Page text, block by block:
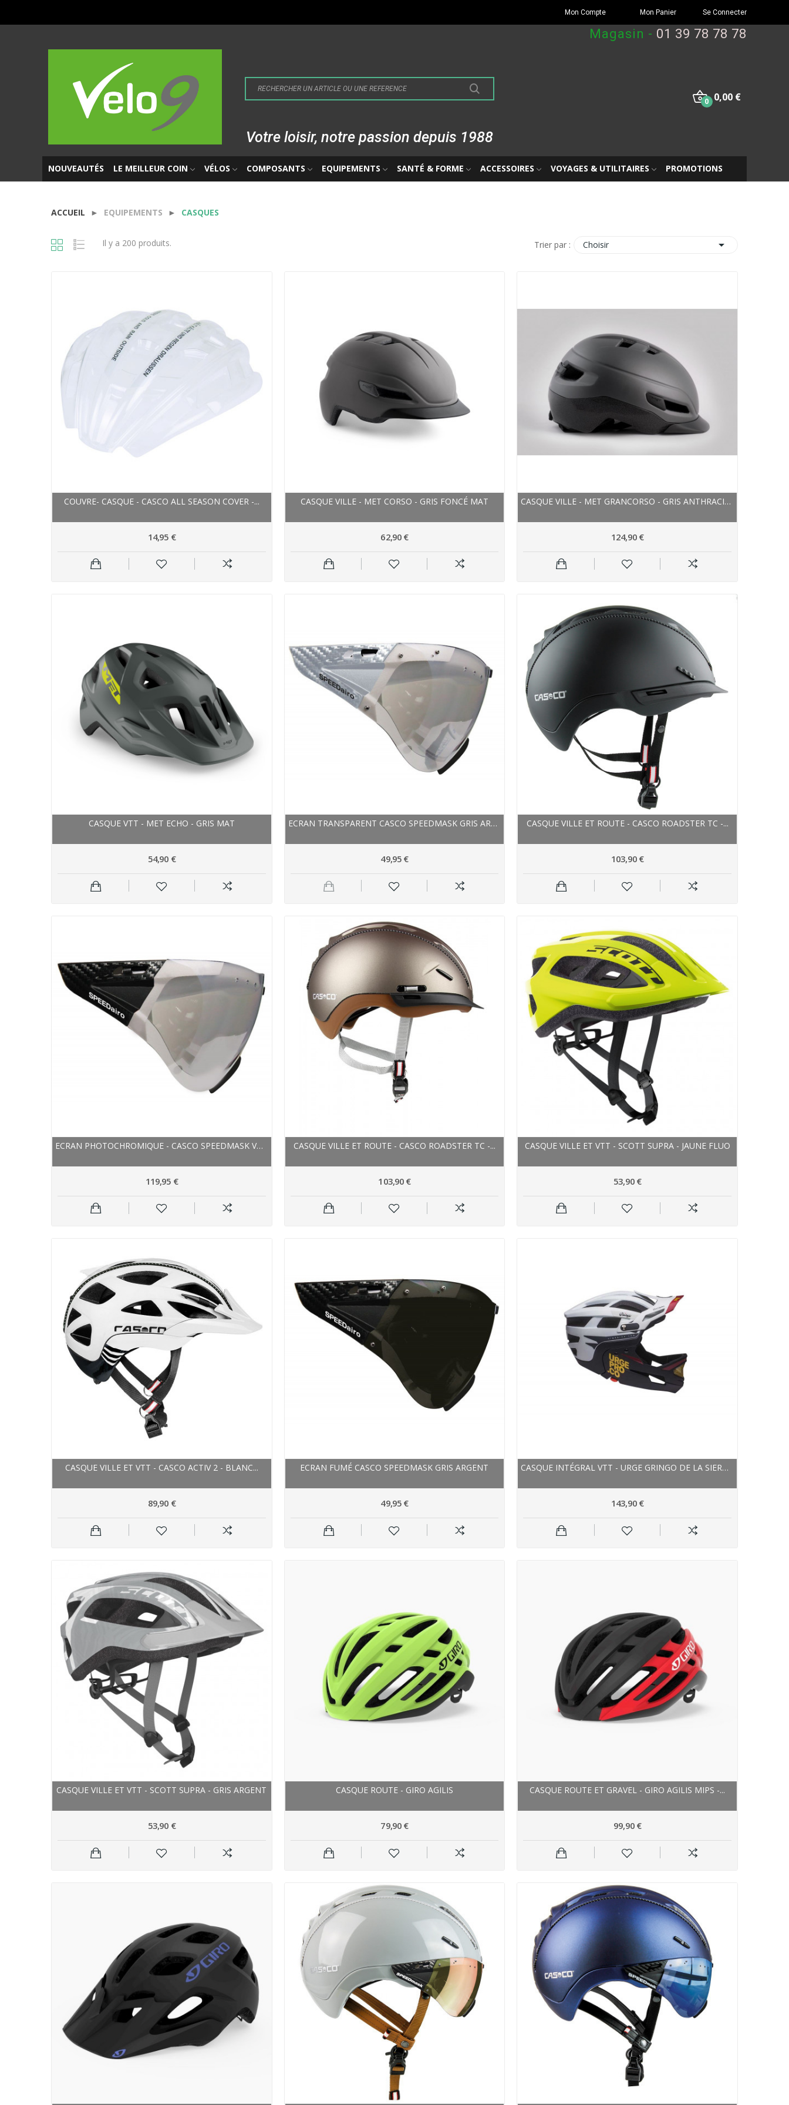
Mon Compte Mon Panier Se Connecter
Magasin - 01 39 78 78 78
Votre loisir, notre passion depuis 1988
0,00 €
0
NOUVEAUTÉS LE MEILLEUR COIN VÉLOS COMPOSANTS EQUIPEMENTS SANTÉ & FORME ACCESSOIRES VOYAGES & UTILITAIRES PROMOTIONS
ACCUEIL EQUIPEMENTS CASQUES
Il y a 200 produits. Trier par : Choisir 
COUVRE- CASQUE - CASCO ALL SEASON COVER -...
14,95 €
CASQUE VILLE - MET CORSO - GRIS FONCÉ MAT
62,90 €
CASQUE VILLE - MET GRANCORSO - GRIS ANTHRACITE...
124,90 €
CASQUE VTT - MET ECHO - GRIS MAT
54,90 €
ECRAN TRANSPARENT CASCO SPEEDMASK GRIS ARGENT
49,95 €
CASQUE VILLE ET ROUTE - CASCO ROADSTER TC -...
103,90 €
ECRAN PHOTOCHROMIQUE - CASCO SPEEDMASK VAUTRON...
119,95 €
CASQUE VILLE ET ROUTE - CASCO ROADSTER TC -...
103,90 €
CASQUE VILLE ET VTT - SCOTT SUPRA - JAUNE FLUO
53,90 €
CASQUE VILLE ET VTT - CASCO ACTIV 2 - BLANC...
89,90 €
ECRAN FUMÉ CASCO SPEEDMASK GRIS ARGENT
49,95 €
CASQUE INTÉGRAL VTT - URGE GRINGO DE LA SIERRA...
143,90 €
CASQUE VILLE ET VTT - SCOTT SUPRA - GRIS ARGENT
53,90 €
CASQUE ROUTE - GIRO AGILIS
79,90 €
CASQUE ROUTE ET GRAVEL - GIRO AGILIS MIPS -...
99,90 €